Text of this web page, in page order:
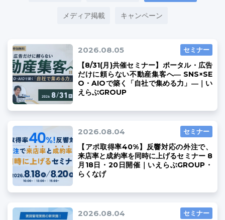
ホームページ制作について プラン紹介･制作の流れ
ユーザーインタビュー ホームページ制作実績
メディア掲載 キャンペーン
2026.08.05 セミナー
【8/31(月)共催セミナー】ポータル・広告
だけに頼らない不動産集客へ― SNS×SE
O・AIOで築く「自社で集める力」―｜い
えらぶGROUP
2026.08.04 セミナー
【アポ取得率40%】反響対応の外注で、
来店率と成約率を同時に上げるセミナー 8
月18日・20日開催｜いえらぶGROUP・
らくなげ
2026.08.04 セミナー